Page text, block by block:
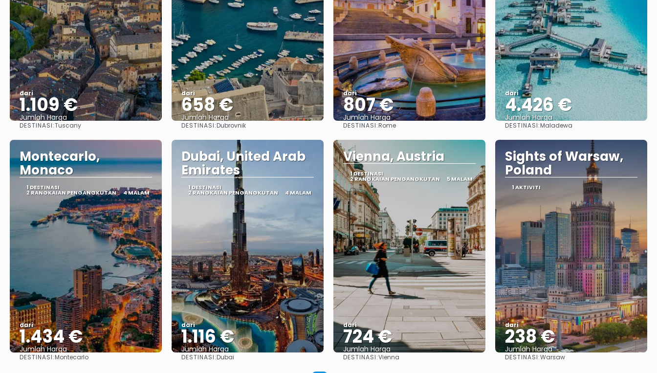
dari
1.109 €
Jumlah Harga
Lihat
DESTINASI:Tuscany
dari
658 €
Jumlah Harga
Lihat
DESTINASI:Dubrovnik
dari
807 €
Jumlah Harga
DESTINASI:Rome
dari
4.426 €
Jumlah Harga
Lihat
DESTINASI:Maladewa
Montecarlo,
Monaco
1 DESTINASI
2 RANGKAIAN PENGANGKUTAN 4 MALAM
dari
1.434 €
Jumlah Harga
Lihat
DESTINASI:Montecarlo
Dubai, United Arab
Emirates
1 DESTINASI
2 RANGKAIAN PENGANGKUTAN 4 MALAM
dari
1.116 €
Jumlah Harga
DESTINASI:Dubai
Vienna, Austria
1 DESTINASI
2 RANGKAIAN PENGANGKUTAN 5 MALAM
dari
724 €
Jumlah Harga
DESTINASI:Vienna
Sights of Warsaw,
Poland
1 AKTIVITI
dari
238 €
Jumlah Harga
Lihat
DESTINASI:Warsaw